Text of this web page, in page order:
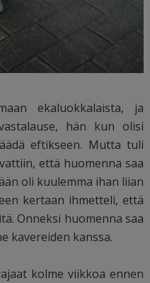
ekaluokkalaista, ja
hän kun olisi
eftikseen. Mutta tuli
että huomenna saa
oli kuulemma ihan liian
kertaan ihmetteli, että
Onneksi huomenna saa
kavereiden kanssa.
kolme viikkoa ennen